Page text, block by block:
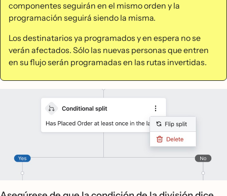
componentes seguirán en el mismo orden y la
programación seguirá siendo la misma.
Los destinatarios ya programados y en espera no se
verán afectados. Sólo las nuevas personas que entren
en su flujo serán programadas en las rutas invertidas.